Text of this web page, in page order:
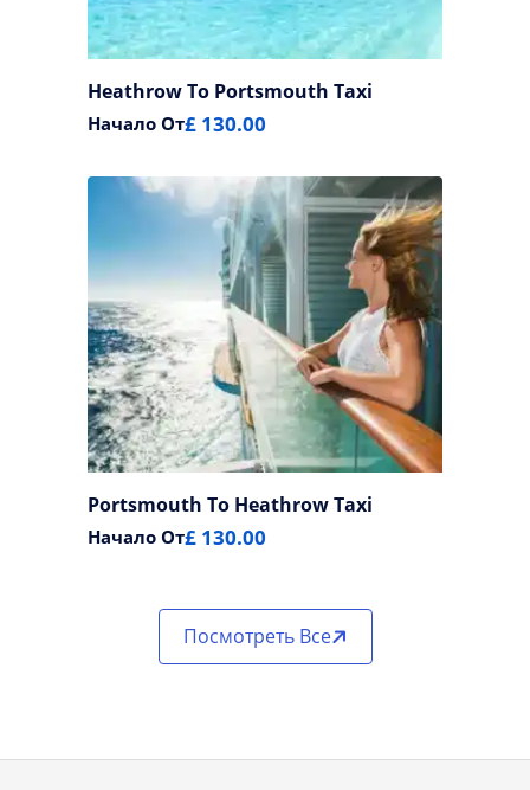
Heathrow To Portsmouth Taxi
Начало От£ 130.00
Portsmouth To Heathrow Taxi
Начало От£ 130.00
Посмотреть Все